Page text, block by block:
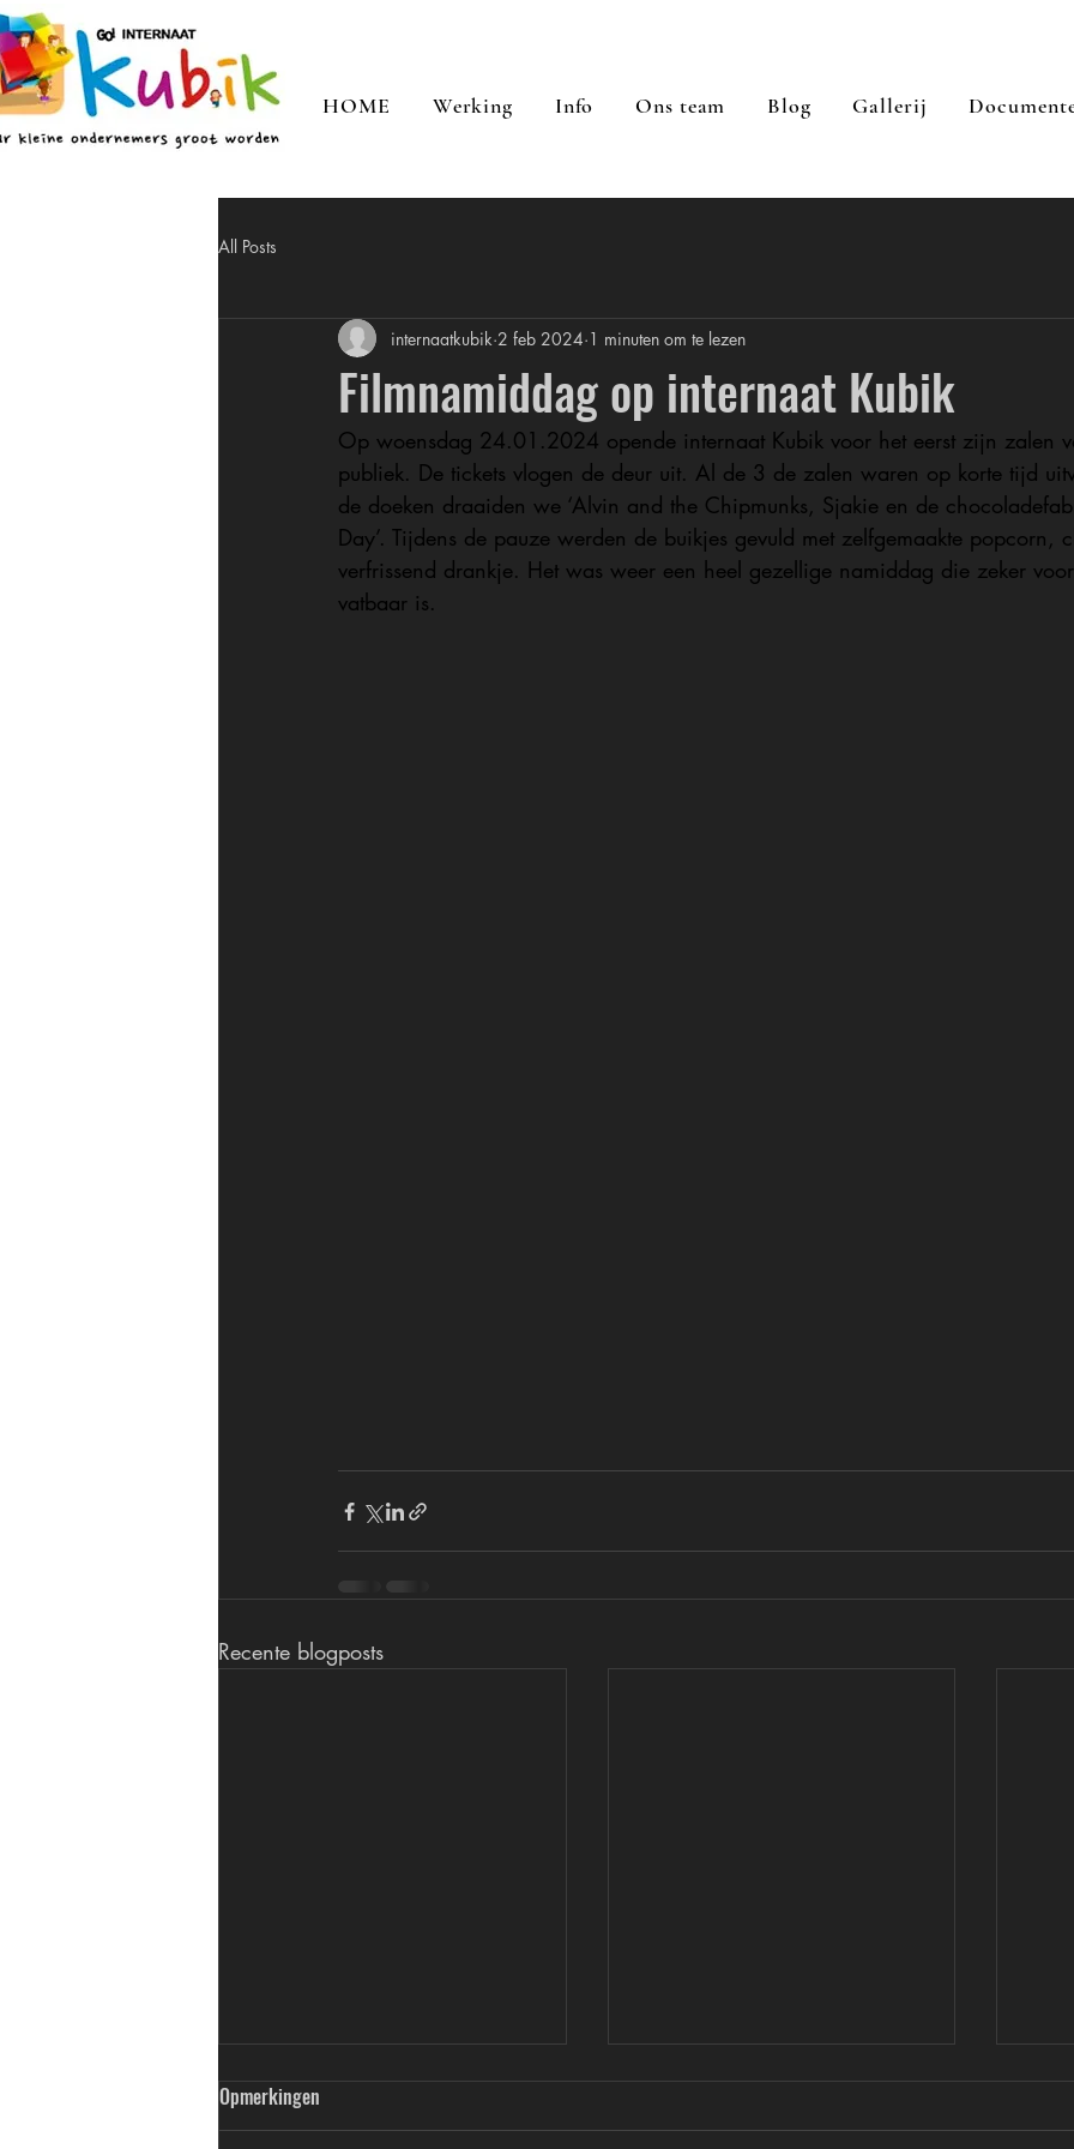
HOME Werking Info Ons team Blog Gallerij
All Posts
Filmnamiddag op internaat Kubik
internaatkubik 2 feb 2024 1 minuten om te lezen
Op woensdag 24.01.2024 opende internaat Kubik voor het eerst zijn zalen
publiek. De tickets vlogen de deur uit. Al de 3 de zalen waren op korte tijd
de doeken draaiden we ‘Alvin and the Chipmunks, Sjakie en de
Day’. Tijdens de pauze werden de buikjes gevuld met zelfgemaakte popcorn,
verfrissend drankje. Het was weer een heel gezellige namiddag die zeker
vatbaar is.
Recente blogposts
Opmerkingen